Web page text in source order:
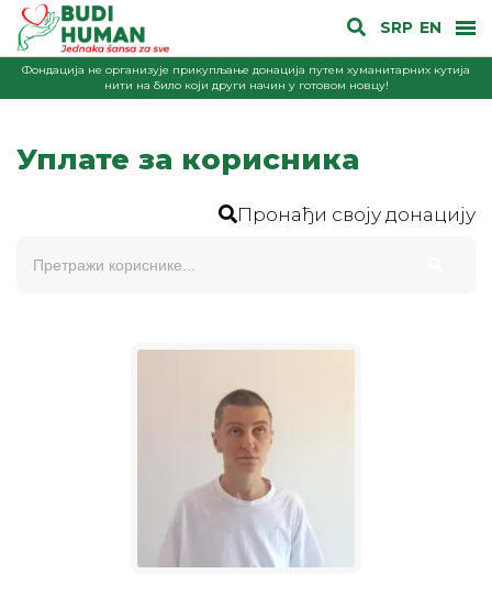
SRP EN
Фондација не организује прикупљање донација путем хуманитарних кутија
нити на било који други начин у готовом новцу!
Уплате за корисника
Пронађи своју донацију